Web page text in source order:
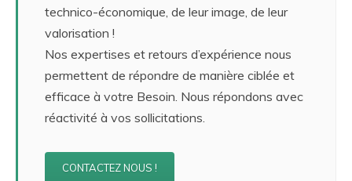
technico-économique, de leur image, de leur
valorisation !
Nos expertises et retours d’expérience nous
permettent de répondre de manière ciblée et
efficace à votre Besoin. Nous répondons avec
réactivité à vos sollicitations.
CONTACTEZ NOUS !